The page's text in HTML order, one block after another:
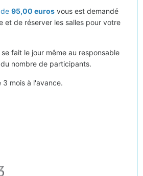
de 95,00 euros vous est demandé
et de réserver les salles pour votre
fait le jour même au responsable
nombre de participants.
3 mois à l'avance.